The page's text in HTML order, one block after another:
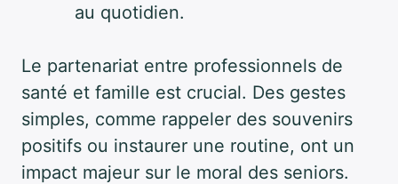
au quotidien.
Le partenariat entre professionnels de
santé et famille est crucial. Des gestes
simples, comme rappeler des souvenirs
positifs ou instaurer une routine, ont un
impact majeur sur le moral des seniors.